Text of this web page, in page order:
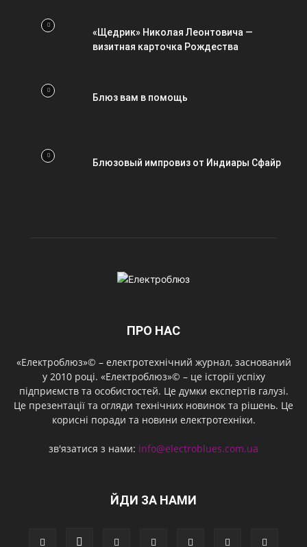
«Щедрик» Николая Леонтовича —
визитная карточка Рождества
Блюз вам в помощь
Блюзовый импровиз от Индиары Сфайр
ПРО НАС
«Електроблюз»© – електротехнічний журнал, заснований
у 2010 році. «Електроблюз»© – це історії успіху
підприємств та особистостей. Це думки експертів галузі.
Це презентації та огляди технічних новинок та рішень. Це
корисні поради та новини електротехніки.
зв'язатися з нами: info@electroblues.com.ua
ЙДИ ЗА НАМИ